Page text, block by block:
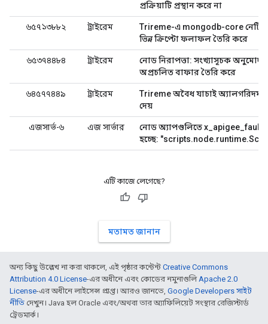
প্রক্রিয়াটি প্রস্থান করে না
৬৫৭১৩৮৮২ ট্রাইরেম
Trireme-এ mongodb-core
ভিন্ন ক্রিপ্টো ফলাফল তৈরি করে
৬৫৩৭৪৪৮৪ ট্রাইরেম
নোড নিরাপত্তা: সংখ্যাসূচক
অপ্রচলিত বাফার তৈরি করে
৬৪৫৭৭৪৪৯ ট্রাইরেম
Trireme অবৈধ যাচাই অ্যালগরিদম
দেয়
এজসার্ভ-৬ এজ সার্ভার
নোড অ্যাপগুলিতে
হচ্ছে:
এটি কাজে লেগেছে?
মতামত জানান
অন্য কিছু উল্লেখ না করা থাকলে, এই পৃষ্ঠার কন্টেন্ট Creative Commons
Attribution 4.0 License-এর অধীনে এবং কোডের নমুনাগুলিApache 2.0
License-এর অধীনে লাইসেন্স প্রাপ্ত। আরও জানতে, Google Developers সাইট
নীতি দেখুন। Java হল Oracle এবং/অথবা তার অ্যাফিলিয়েট সংস্থার রেজিস্টার্ড
ট্রেডমার্ক।